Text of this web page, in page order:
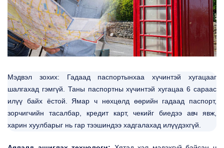
Мэдвэл зохих: Гадаад паспортынхаа хүчинтэй хугацааг
шалгахад гэмгүй. Таны паспортны хүчинтэй хугацаа 6 сараас
илүү байх ёстой. Ямар ч нөхцөлд өөрийн гадаад паспорт,
зорчигчийн тасалбар, кредит карт, чекийг биедээ авч явж,
харин хуулбарыг нь гар тээшиндээ хадгалахад илүүдэхгүй.